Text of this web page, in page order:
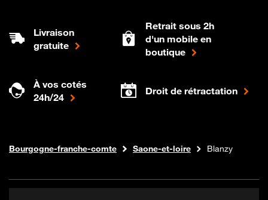
Livraison
gratuite
Retrait sous 2h
d'un mobile en
boutique
À vos cotés
24h/24
Droit de rétractation
Boutique Orange
Internet fibre
Bourgogne-franche-comte Saone-et-loire Blanzy